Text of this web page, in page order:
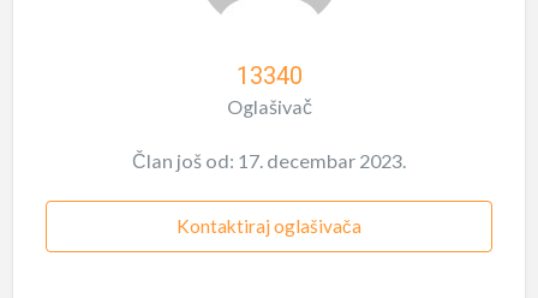
13340
Oglašivač
Član još od: 17. decembar 2023.
Kontaktiraj oglašivača